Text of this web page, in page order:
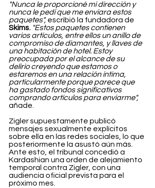
"Nunca le proporcioné mi dirección y
nunca le pedí que me enviara estos
paquetes", escribió la fundadora de
Skims. "Estos paquetes contienen
varios artículos, entre ellos un anillo de
compromiso de diamantes, y llaves de
una habitación de hotel. Estoy
preocupada por el alcance de su
delirio creyendo que estamos o
estaremos en una relación íntima,
particularmente porque parece que
ha gastado fondos significativos
comprando artículos para enviarme",
añade.
Zigler supuestamente publicó
mensajes sexualmente explícitos
sobre ella en las redes sociales, lo que
posteriormente la asustó aún más.
Ante esto, el tribunal concedió a
Kardashian una orden de alejamiento
temporal contra Zigler, con una
audiencia oficial prevista para el
próximo mes.